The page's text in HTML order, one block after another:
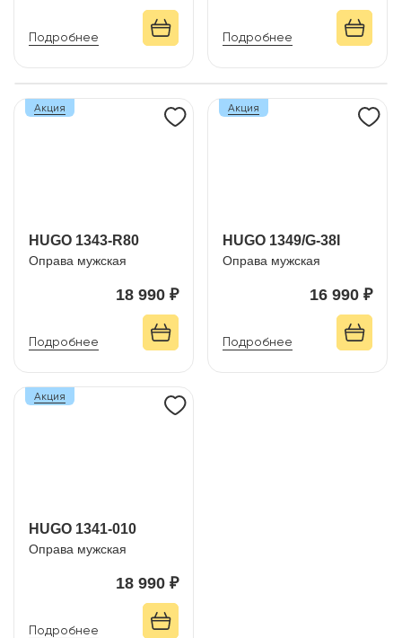
Подробнее Подробнее
HUGO 1343-R80
Оправа мужская
18 990 ₽
Подробнее
Акция
HUGO 1349/G-38I
Оправа мужская
16 990 ₽
Подробнее
Акция
HUGO 1341-010
Оправа мужская
18 990 ₽
Подробнее
Акция